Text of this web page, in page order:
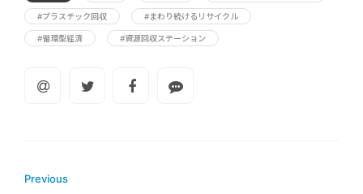
#プラスチック回収 #まわり続けるリサイクル
#循環型経済 #資源回収ステーション
Previous